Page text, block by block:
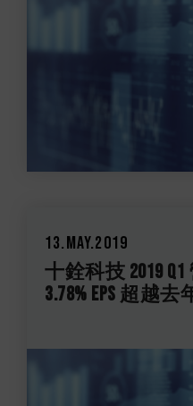
13.May.2019
十銓科技 2019
3.78% EPS 超越去